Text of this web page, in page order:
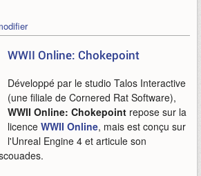
WWII Online: Chokepoint
Développé par le studio Talos Interactive
(une filiale de Cornered Rat Software),
WWII Online: Chokepoint repose sur la
licence WWII Online, mais est conçu sur
l'Unreal Engine 4 et articule son